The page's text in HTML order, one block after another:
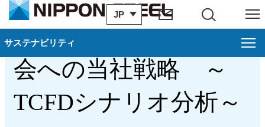
JP
サイト内検索 メニュー
サステナビリティ
戻る
閉じ
サステナビリティ
環境
日本製鉄の環境経営
気候関連リスク・機
会への当社戦略 ～
TCFDシナリオ分析～